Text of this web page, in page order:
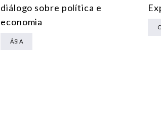
diálogo sobre política e
economia
ÁSIA